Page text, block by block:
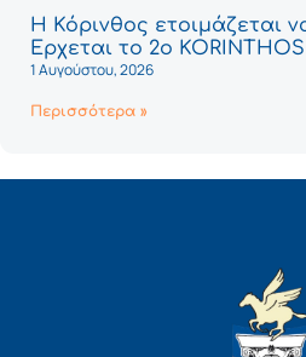
Η Κόρινθος ετοιμάζεται
Έρχεται το 2ο
1 Αυγούστου, 2026
Περισσότερα »